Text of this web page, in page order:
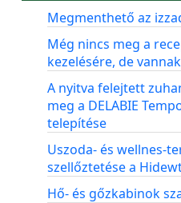
Megmenthető az
Még nincs meg a
kezelésére, de
A nyitva felejtett
meg a DELABIE
telepítése
Uszoda- és wellnes-
szellőztetése a
Hő- és gőzkabinok